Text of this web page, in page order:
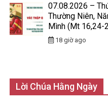
07.08.2026 –
Thường Niên,
Mình (Mt 16,24-
18 giờ ago
Lời Chúa Hằng Ngày